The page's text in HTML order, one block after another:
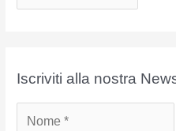
r
iIscriviti alla nostra